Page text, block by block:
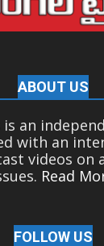
ABOUT US
an
with an
videos on
Read
FOLLOW US